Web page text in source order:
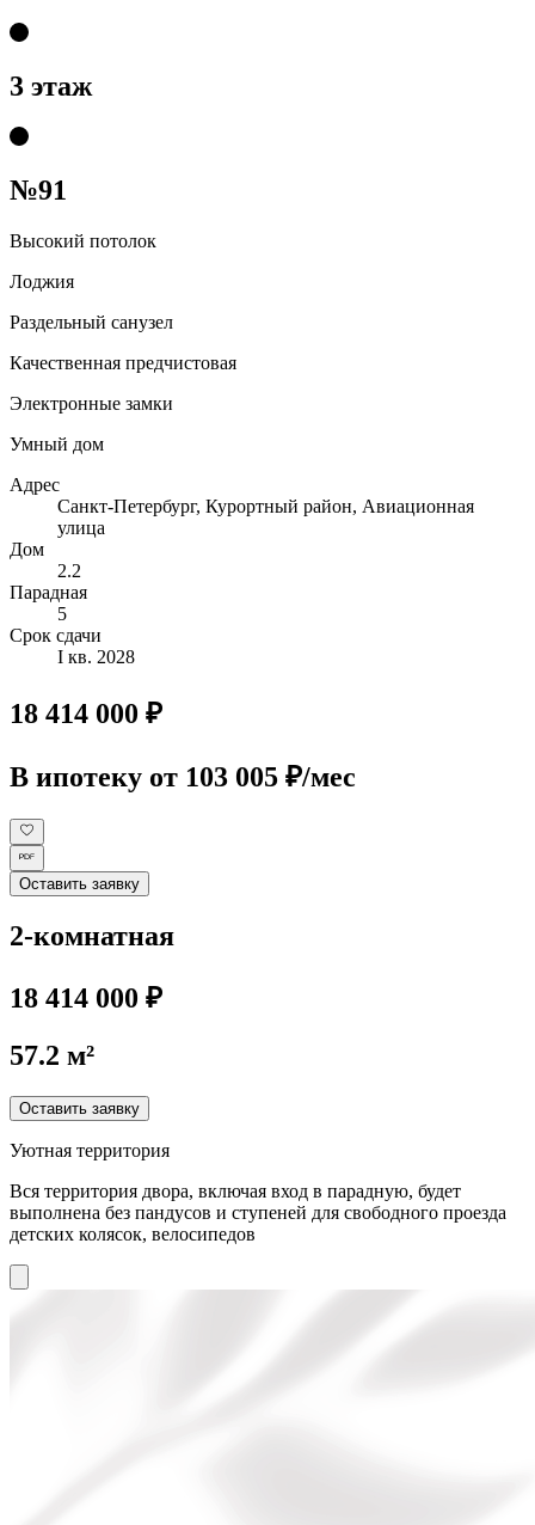
3 этаж
№91
Высокий потолок
Лоджия
Раздельный санузел
Качественная предчистовая
Электронные замки
Умный дом
Адрес
Санкт-Петербург, Курортный район, Авиационная
улица
Дом
2.2
Парадная
5
Срок сдачи
I кв. 2028
18 414 000 ₽
В ипотеку от 103 005 ₽/мес
Оставить заявку
2-комнатная
18 414 000 ₽
57.2 м²
Оставить заявку
Уютная территория
Вся территория двора, включая вход в парадную, будет
выполнена без пандусов и ступеней для свободного проезда
детских колясок, велосипедов